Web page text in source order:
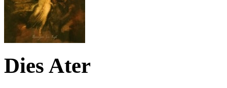
Dies Ater